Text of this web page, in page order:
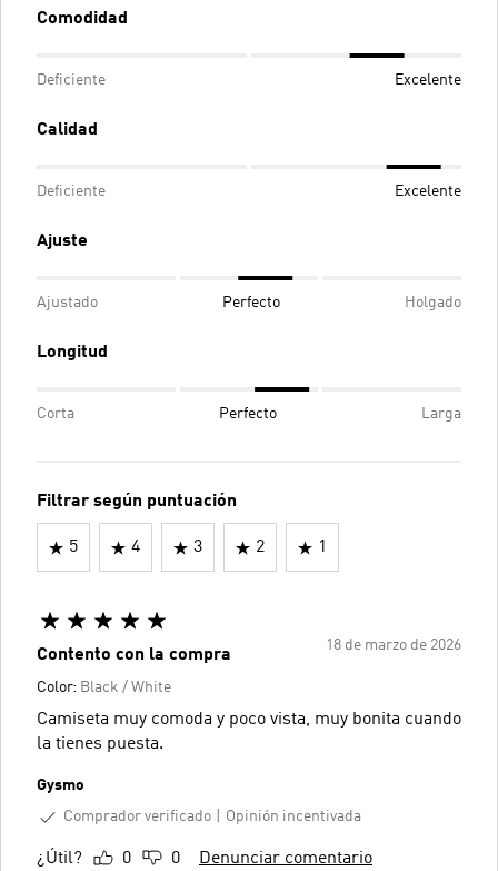
Comodidad
Deficiente Excelente
Calidad
Deficiente Excelente
Ajuste
Ajustado Perfecto Holgado
Longitud
Corta Perfecto Larga
Filtrar según puntuación
5 4 3 2 1
18 de marzo de 2026
Contento con la compra
Color: Black / White
Camiseta muy comoda y poco vista, muy bonita cuando
la tienes puesta.
Gysmo
Comprador verificado
Opinión incentivada
¿Útil? 0 0 Denunciar comentario